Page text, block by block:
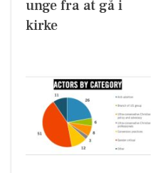
unge fra at gå i
kirke